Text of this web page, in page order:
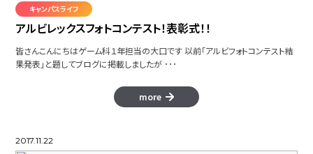
キャンパスライフ
アルビレックスフォトコンテスト！表彰式！！
皆さんこんにちはゲーム科１年担当の大口です 以前「アルビフォトコンテスト結
果発表」と題してブログに掲載しましたが ･･･
more
2017.11.22